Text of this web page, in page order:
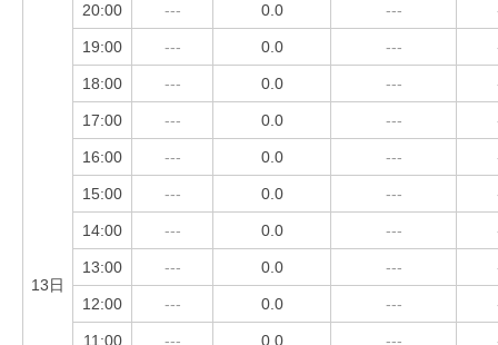
13日
20:00 --- 0.0 ---
19:00 --- 0.0 ---
18:00 --- 0.0 ---
17:00 --- 0.0 ---
16:00 --- 0.0 ---
15:00 --- 0.0 ---
14:00 --- 0.0 ---
13:00 --- 0.0 ---
12:00 --- 0.0 ---
11:00 --- 0.0 ---